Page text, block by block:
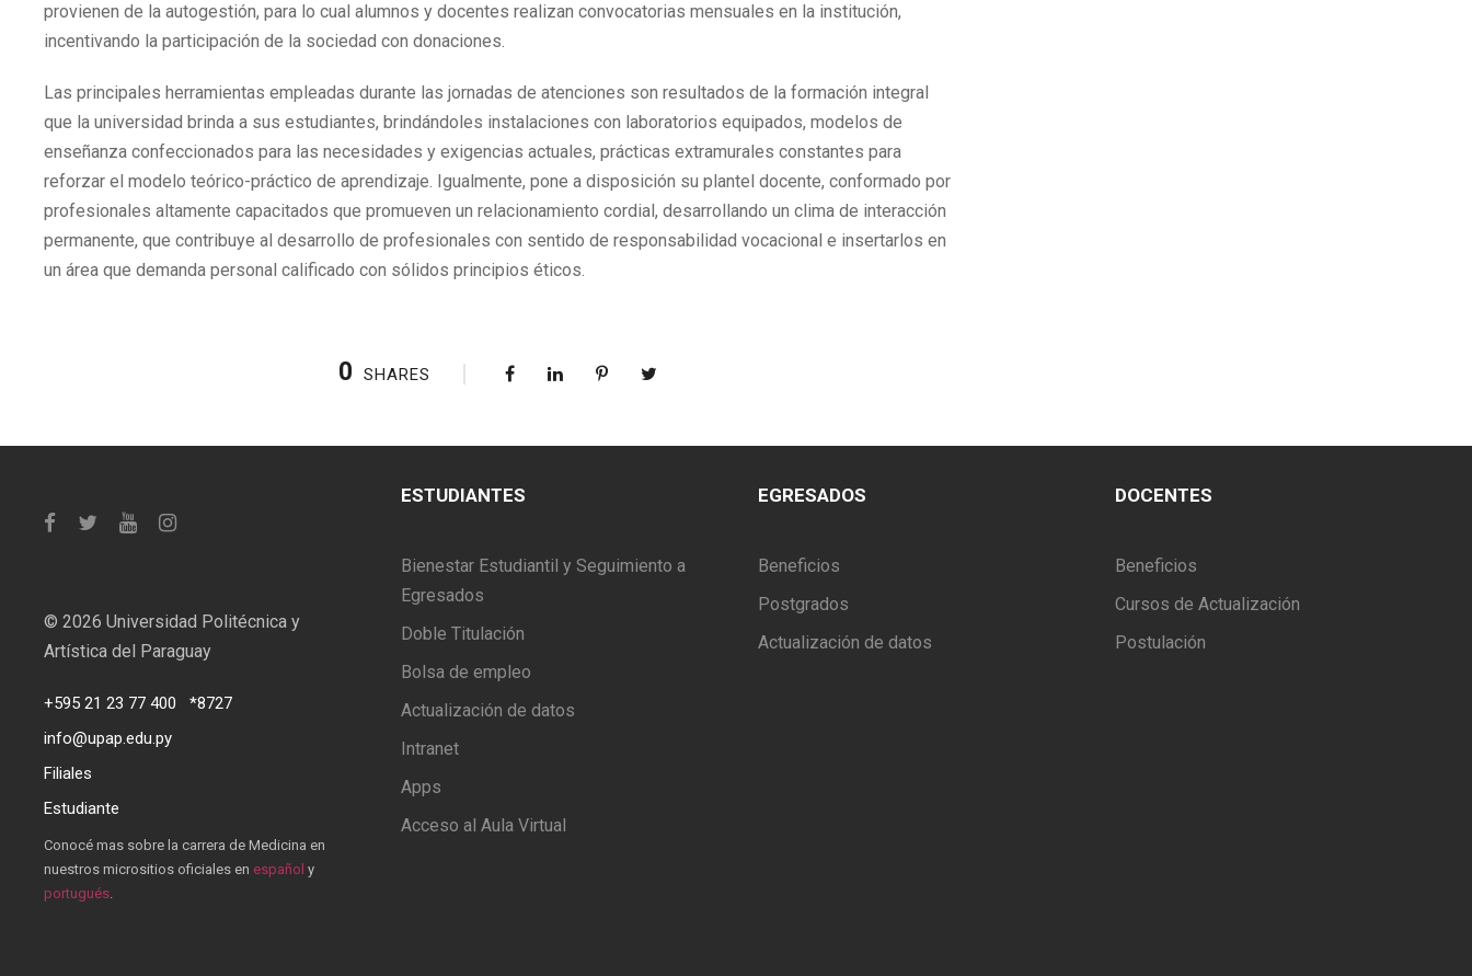
provienen de la autogestión, para lo cual alumnos y docentes realizan convocatorias mensuales en la institución,
incentivando la participación de la sociedad con donaciones.
Las principales herramientas empleadas durante las jornadas de atenciones son resultados de la formación integral
que la universidad brinda a sus estudiantes, brindándoles instalaciones con laboratorios equipados, modelos de
enseñanza confeccionados para las necesidades y exigencias actuales, prácticas extramurales constantes para
reforzar el modelo teórico-práctico de aprendizaje. Igualmente, pone a disposición su plantel docente, conformado por
profesionales altamente capacitados que promueven un relacionamiento cordial, desarrollando un clima de interacción
permanente, que contribuye al desarrollo de profesionales con sentido de responsabilidad vocacional e insertarlos en
un área que demanda personal calificado con sólidos principios éticos.
0 SHARES
© 2026 Universidad Politécnica y
Artística del Paraguay
+595 21 23 77 400
*8727
info@upap.edu.py
Filiales
Estudiante
Conocé mas sobre la carrera de Medicina en
nuestros micrositios oficiales en español y
portugués.
ESTUDIANTES
Bienestar Estudiantil y Seguimiento a
Egresados
Doble Titulación
Bolsa de empleo
Actualización de datos
Intranet
Apps
Acceso al Aula Virtual
EGRESADOS
Beneficios
Postgrados
Actualización de datos
DOCENTES
Beneficios
Cursos de Actualización
Postulación